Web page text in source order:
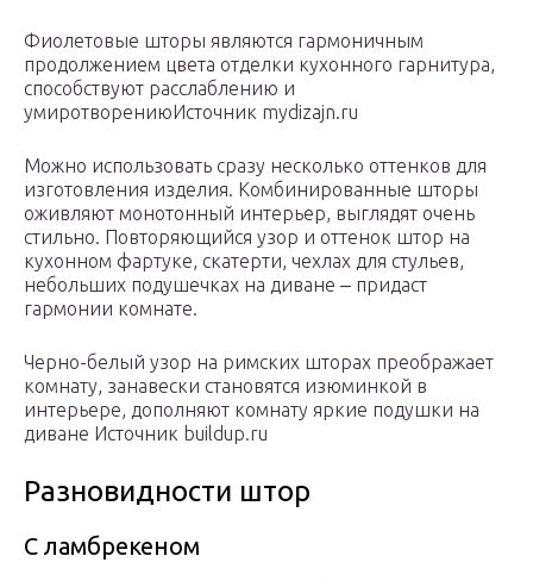
Фиолетовые шторы являются гармоничным
продолжением цвета отделки кухонного гарнитура,
способствуют расслаблению и
умиротворениюИсточник mydizajn.ru
Можно использовать сразу несколько оттенков для
изготовления изделия. Комбинированные шторы
оживляют монотонный интерьер, выглядят очень
стильно. Повторяющийся узор и оттенок штор на
кухонном фартуке, скатерти, чехлах для стульев,
небольших подушечках на диване ‒ придаст
гармонии комнате.
Черно-белый узор на римских шторах преображает
комнату, занавески становятся изюминкой в
интерьере, дополняют комнату яркие подушки на
диване Источник buildup.ru
Разновидности штор
С ламбрекеном